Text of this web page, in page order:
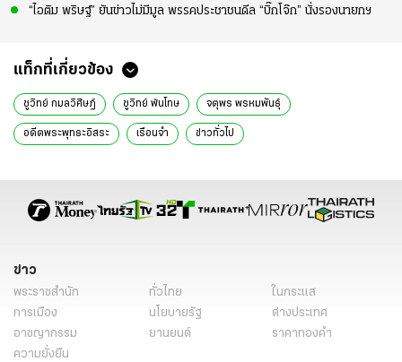
“ไอติม พริษฐ์” ยันข่าวไม่มีมูล พรรคประชาชนดีล “บิ๊กโจ๊ก” นั่งรองนายกฯ
แท็กที่เกี่ยวข้อง
ชูวิทย์ กมลวิศิษฎ์ ชูวิทย์ พ้นโทษ จตุพร พรหมพันธุ์
อดีตพระพุทธะอิสระ เรือนจำ ข่าวทั่วไป
ข่าว
พระราชสำนัก ทั่วไทย
ในกระแส
การเมือง
นโยบายรัฐ
ต่างประเทศ
อาชญากรรม
ยานยนต์
ราคาทองคำ
ความยั่งยืน